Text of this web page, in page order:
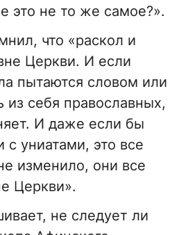
это не то же самое?».
что «раскол и
Церкви. И если
пытаются словом или
из себя православных,
И даже если бы
униатами, это все
изменило, они все
Церкви».
не следует ли